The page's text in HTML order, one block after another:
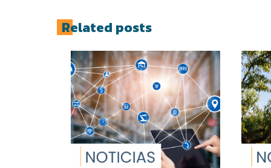
Related posts